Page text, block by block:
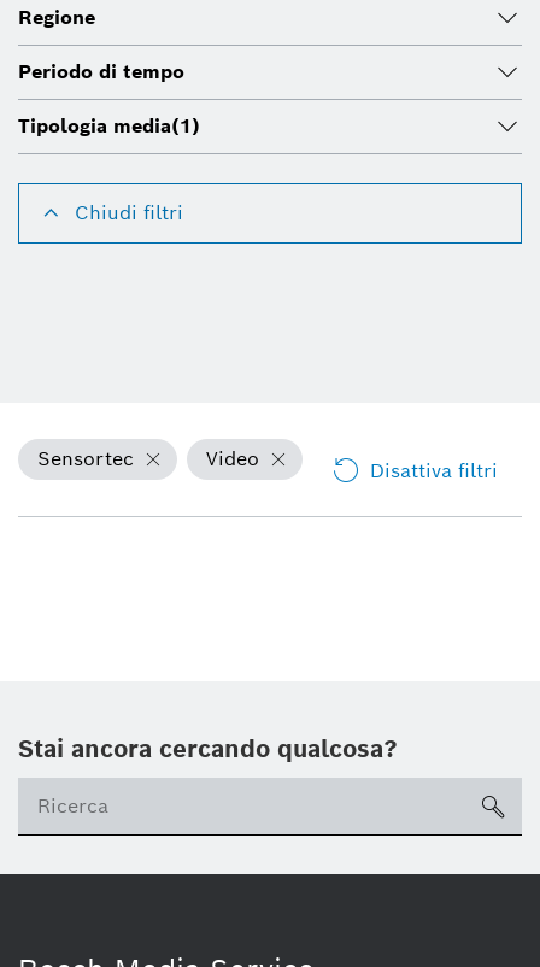
Regione
Periodo di tempo
Tipologia media(1)
Chiudi filtri
Sensortec Video Disattiva filtri
Stai ancora cercando qualcosa?